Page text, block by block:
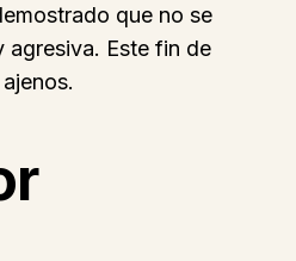
que no se
agresiva. Este fin de